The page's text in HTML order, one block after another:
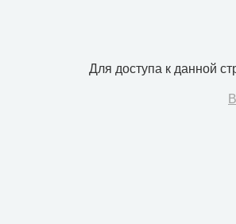
Для доступа к данной